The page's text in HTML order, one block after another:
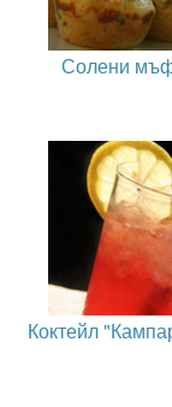
Солени
Коктейл